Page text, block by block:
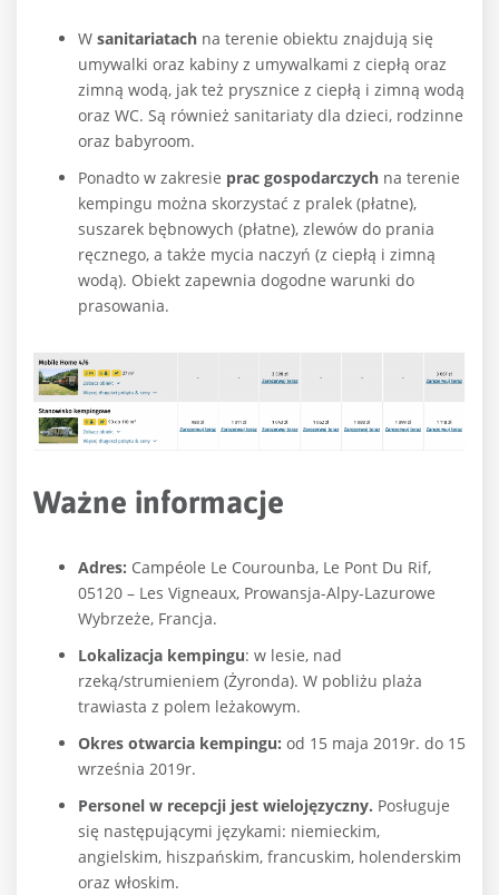
W sanitariatach na terenie obiektu znajdują się
umywalki oraz kabiny z umywalkami z ciepłą oraz
zimną wodą, jak też prysznice z ciepłą i zimną wodą
oraz WC. Są również sanitariaty dla dzieci, rodzinne
oraz babyroom.
Ponadto w zakresie prac gospodarczych na terenie
kempingu można skorzystać z pralek (płatne),
suszarek bębnowych (płatne), zlewów do prania
ręcznego, a także mycia naczyń (z ciepłą i zimną
wodą). Obiekt zapewnia dogodne warunki do
prasowania.
Ważne informacje
Adres: Campéole Le Courounba, Le Pont Du Rif,
05120 – Les Vigneaux, Prowansja-Alpy-Lazurowe
Wybrzeże, Francja.
Lokalizacja kempingu: w lesie, nad
rzeką/strumieniem (Żyronda). W pobliżu plaża
trawiasta z polem leżakowym.
Okres otwarcia kempingu: od 15 maja 2019r. do 15
września 2019r.
Personel w recepcji jest wielojęzyczny. Posługuje
się następującymi językami: niemieckim,
angielskim, hiszpańskim, francuskim, holenderskim
oraz włoskim.